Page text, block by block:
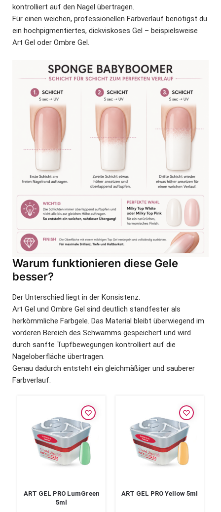
kontrolliert auf den Nagel übertragen.
Für einen weichen, professionellen Farbverlauf benötigst du
ein hochpigmentiertes, dickviskoses Gel – beispielsweise
Art Gel oder Ombre Gel.
Warum funktionieren diese Gele
besser?
Der Unterschied liegt in der Konsistenz.
Art Gel und Ombre Gel sind deutlich standfester als
herkömmliche Farbgele. Das Material bleibt überwiegend im
vorderen Bereich des Schwamms gespeichert und wird
durch sanfte Tupfbewegungen kontrolliert auf die
Nageloberfläche übertragen.
Genau dadurch entsteht ein gleichmäßiger und sauberer
Farbverlauf.
ART GEL PRO LumGreen
5ml
ART GEL PRO Yellow 5ml